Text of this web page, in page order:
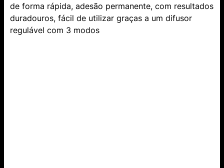
de forma rápida, adesão permanente, com resultados
duradouros, fácil de utilizar graças a um difusor
regulável com 3 modos